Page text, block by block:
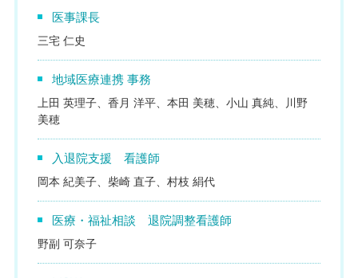
医事課長
三宅 仁史
地域医療連携 事務
上田 英理子、香月 洋平、本田 美穂、小山 真純、川野
美穂
入退院支援 看護師
岡本 紀美子、柴崎 直子、村枝 絹代
医療・福祉相談 退院調整看護師
野副 可奈子